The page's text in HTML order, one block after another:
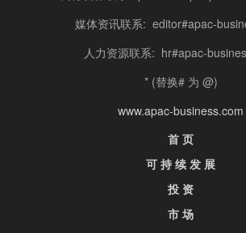
媒体资讯联系: editor#apac-
人力资源联系: hr#apac-
* (替换# 为 @)
www.apac-business.com
首 页
可 持 续 发 展
投 资
市 场